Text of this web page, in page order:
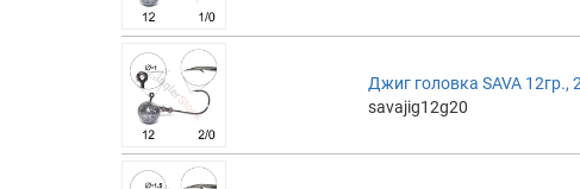
Джиг головка SAVA 12гр.,
savajig12g20